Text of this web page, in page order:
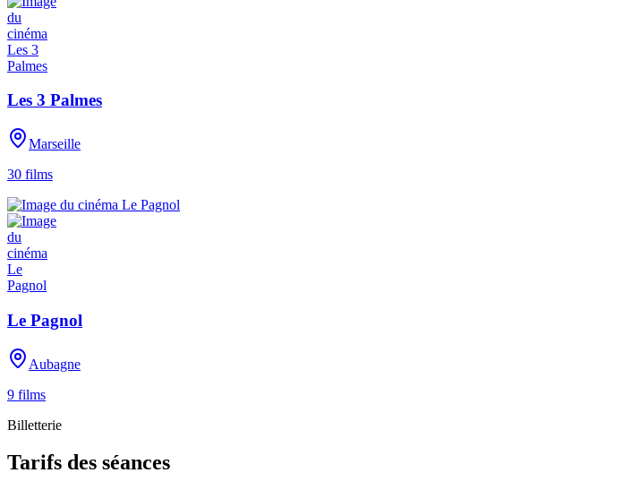
Les 3 Palmes
Marseille
30 films
Le Pagnol
Aubagne
9 films
Billetterie
Tarifs des séances